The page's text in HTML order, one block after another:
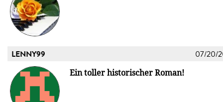
LENNY99 07/20/
Ein toller historischer Roman!